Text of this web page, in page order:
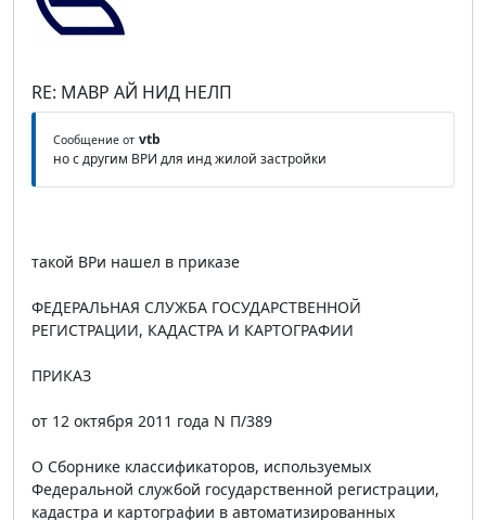
RE: МАВР АЙ НИД НЕЛП
Сообщение от vtb
но с другим ВРИ для инд жилой застройки
такой ВРи нашел в приказе
ФЕДЕРАЛЬНАЯ СЛУЖБА ГОСУДАРСТВЕННОЙ
РЕГИСТРАЦИИ, КАДАСТРА И КАРТОГРАФИИ
ПРИКАЗ
от 12 октября 2011 года N П/389
О Сборнике классификаторов, используемых
Федеральной службой государственной регистрации,
кадастра и картографии в автоматизированных